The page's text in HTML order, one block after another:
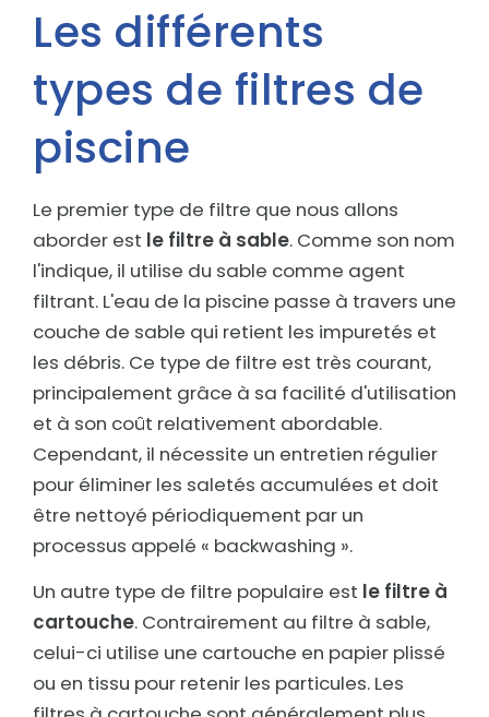
Les différents
types de filtres de
piscine
Le premier type de filtre que nous allons
aborder est le filtre à sable. Comme son nom
l'indique, il utilise du sable comme agent
filtrant. L'eau de la piscine passe à travers une
couche de sable qui retient les impuretés et
les débris. Ce type de filtre est très courant,
principalement grâce à sa facilité d'utilisation
et à son coût relativement abordable.
Cependant, il nécessite un entretien régulier
pour éliminer les saletés accumulées et doit
être nettoyé périodiquement par un
processus appelé « backwashing ».
Un autre type de filtre populaire est le filtre à
cartouche. Contrairement au filtre à sable,
celui-ci utilise une cartouche en papier plissé
ou en tissu pour retenir les particules. Les